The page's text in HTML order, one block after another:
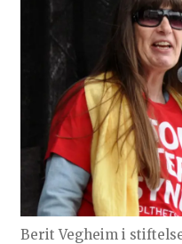
Berit Vegheim i